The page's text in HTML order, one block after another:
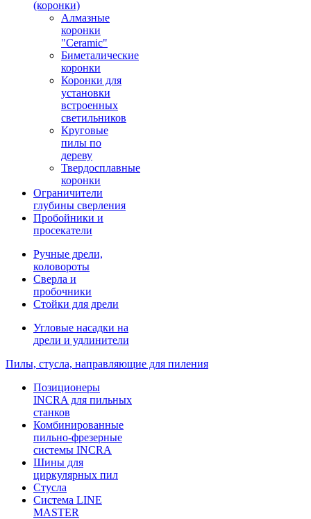
(коронки)
Алмазные
коронки
"Ceramic"
Биметалические
коронки
Коронки для
установки
встроенных
светильников
Круговые
пилы по
дереву
Твердосплавные
коронки
Ограничители
глубины сверления
Пробойники и
просекатели
Ручные дрели,
коловороты
Сверла и
пробочники
Стойки для дрели
Угловые насадки на
дрели и удлинители
Пилы, стусла, направляющие для пиления
Позиционеры
INCRA для пильных
станков
Комбинированные
пильно-фрезерные
системы INCRA
Шины для
циркулярных пил
Стусла
Система LINE
MASTER